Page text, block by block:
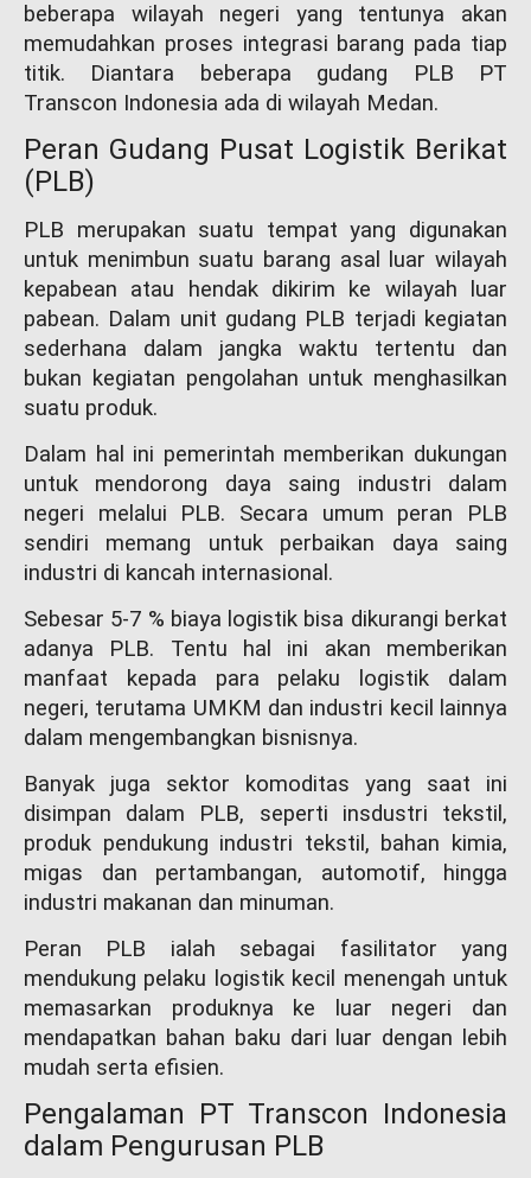
beberapa wilayah negeri yang tentunya akan
memudahkan proses integrasi barang pada tiap
titik. Diantara beberapa gudang PLB PT
Transcon Indonesia ada di wilayah Medan.
Peran Gudang Pusat Logistik Berikat
(PLB)
PLB merupakan suatu tempat yang digunakan
untuk menimbun suatu barang asal luar wilayah
kepabean atau hendak dikirim ke wilayah luar
pabean. Dalam unit gudang PLB terjadi kegiatan
sederhana dalam jangka waktu tertentu dan
bukan kegiatan pengolahan untuk menghasilkan
suatu produk.
Dalam hal ini pemerintah memberikan dukungan
untuk mendorong daya saing industri dalam
negeri melalui PLB. Secara umum peran PLB
sendiri memang untuk perbaikan daya saing
industri di kancah internasional.
Sebesar 5-7 % biaya logistik bisa dikurangi berkat
adanya PLB. Tentu hal ini akan memberikan
manfaat kepada para pelaku logistik dalam
negeri, terutama UMKM dan industri kecil lainnya
dalam mengembangkan bisnisnya.
Banyak juga sektor komoditas yang saat ini
disimpan dalam PLB, seperti insdustri tekstil,
produk pendukung industri tekstil, bahan kimia,
migas dan pertambangan, automotif, hingga
industri makanan dan minuman.
Peran PLB ialah sebagai fasilitator yang
mendukung pelaku logistik kecil menengah untuk
memasarkan produknya ke luar negeri dan
mendapatkan bahan baku dari luar dengan lebih
mudah serta efisien.
Pengalaman PT Transcon Indonesia
dalam Pengurusan PLB